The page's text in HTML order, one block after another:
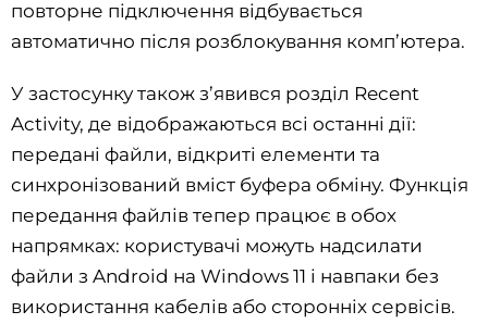
повторне підключення відбувається
автоматично після розблокування комп’ютера.
У застосунку також з’явився розділ Recent
Activity, де відображаються всі останні дії:
передані файли, відкриті елементи та
синхронізований вміст буфера обміну. Функція
передання файлів тепер працює в обох
напрямках: користувачі можуть надсилати
файли з Android на Windows 11 і навпаки без
використання кабелів або сторонніх сервісів.